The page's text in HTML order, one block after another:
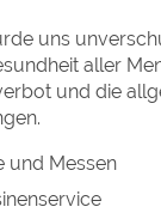
uns
aller
und die
und Messen